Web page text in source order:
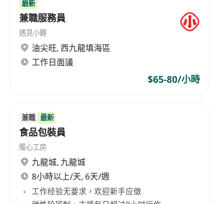
境及週末假日輪班安排
最新
兼職服務員
遇見小麵
油尖旺, 西九龍填海區
工作日面議
$65-80/小時
兼職 最新
食品包裝員
暖心工房
九龍城, 九龍城
8小時以上/天, 6天/週
工作经验无要求，欢迎新手应徵